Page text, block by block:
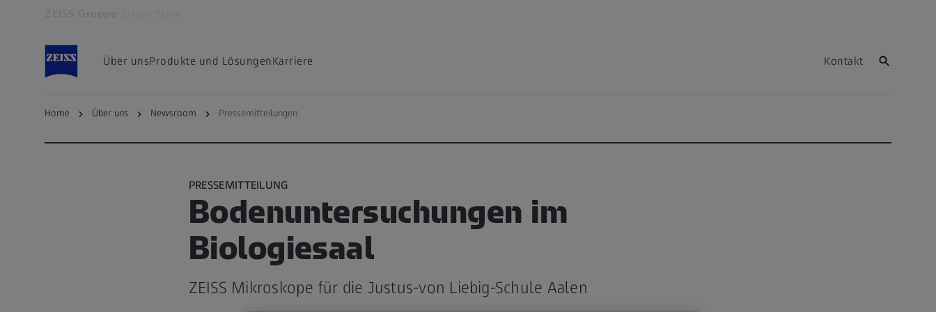
Über unsProdukte und LösungenKarriere Kontakt
Home Über uns Newsroom Pressemitteilungen
PRESSEMITTEILUNG
Bodenuntersuchungen im
Biologiesaal
ZEISS Mikroskope für die Justus-von Liebig-Schule Aalen